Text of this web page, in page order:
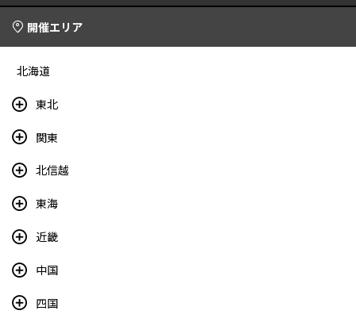
開催エリア
北海道
東北
関東
北信越
東海
近畿
中国
四国